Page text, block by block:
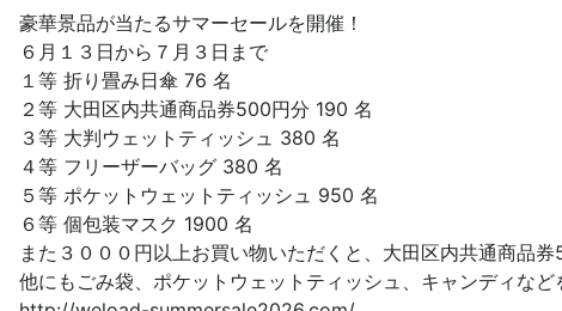
豪華景品が当たるサマーセールを開催！
６月１３日から７月３日まで
１等 折り畳み日傘 76 名
２等 大田区内共通商品券500円分 190 名
３等 大判ウェットティッシュ 380 名
４等 フリーザーバッグ 380 名
５等 ポケットウェットティッシュ 950 名
６等 個包装マスク 1900 名
また３０００円以上お買い物いただくと、大田区内共通商品
他にもごみ袋、ポケットウェットティッシュ、キャンディなど